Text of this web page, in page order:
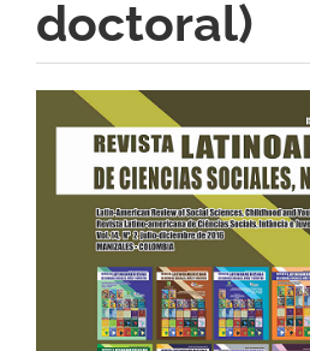
doctoral)
Barra
lateral
del
artículo